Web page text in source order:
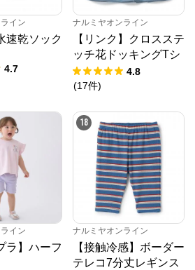
イン
速乾ソック
4.7
ナルミヤオンライン
【リンク】クロスステ
ッチ花ドッキングTシ
ャツ
4.8
(17件)
イン
ラ】ハーフ
18
ナルミヤオンライン
【接触冷感】ボーダー
テレコ7分丈レギンス